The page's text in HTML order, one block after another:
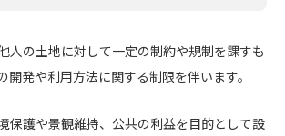
人の土地に対して一定の制約や規制を課すも
開発や利用方法に関する制限を伴います。
保護や景観維持、公共の利益を目的として設